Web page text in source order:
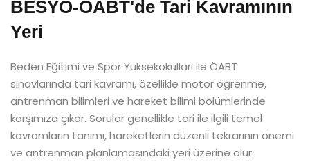
BESYO-ÖABT'de Tari Kavramının
Yeri
Beden Eğitimi ve Spor Yüksekokulları ile ÖABT
sınavlarında tari kavramı, özellikle motor öğrenme,
antrenman bilimleri ve hareket bilimi bölümlerinde
karşımıza çıkar. Sorular genellikle tari ile ilgili temel
kavramların tanımı, hareketlerin düzenli tekrarının önemi
ve antrenman planlamasındaki yeri üzerine olur.